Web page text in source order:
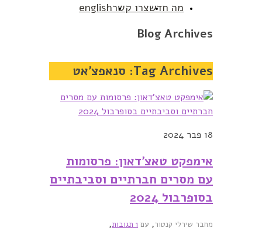
מה חדשצרו קשרenglish
Blog Archives
Tag Archives: סנאפצ’אט
18 פבר 2024
אימפקט טאצ’דאון: פרסומות
עם מסרים חברתיים וסביבתיים
בסופרבול 2024
מחבר שירלי קנטור, עם 1 תגובות ,